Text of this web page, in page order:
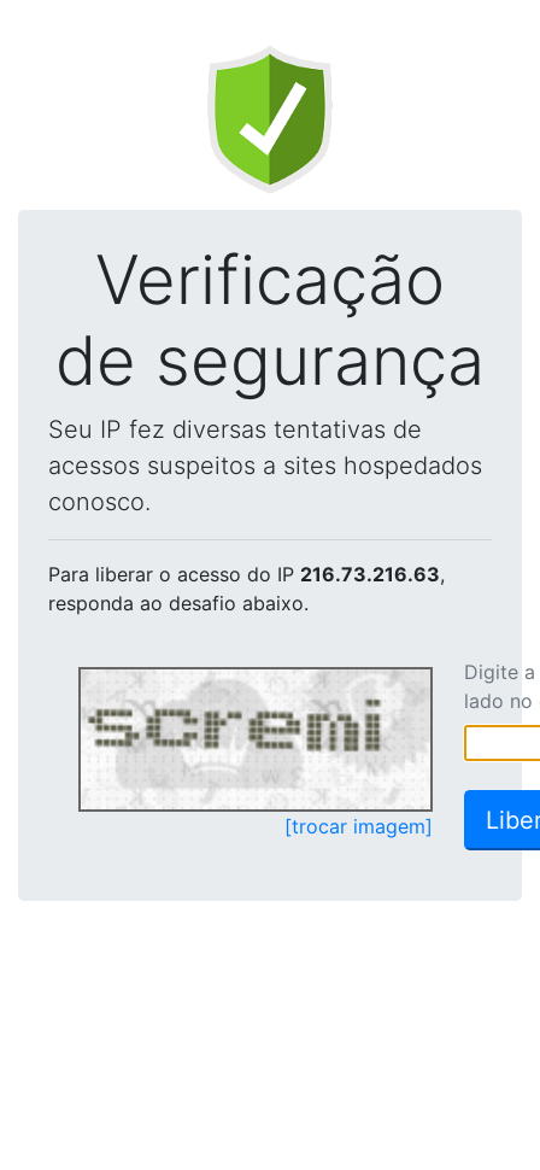
Verificação
de segurança
Seu IP fez diversas tentativas de
acessos suspeitos a sites hospedados
conosco.
Para liberar o acesso do IP 216.73.216.63,
responda ao desafio abaixo.
[trocar imagem]
Digite
lado no